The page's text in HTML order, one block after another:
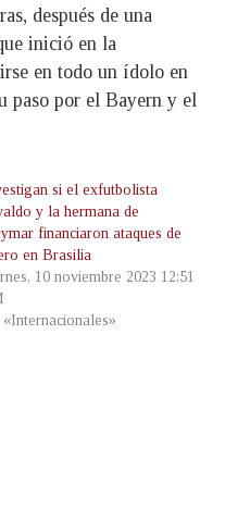
después de una
inició en la
en todo un ídolo en
paso por el Bayern y el
si el exfutbolista
y la hermana de
financiaron ataques de
en Brasilia
10 noviembre 2023 12:51
«Internacionales»